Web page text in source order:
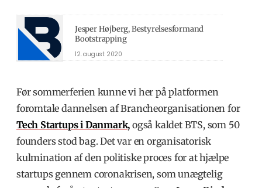
Jesper Højberg, Bestyrelsesformand
Bootstrapping
12. august 2020
Før sommerferien kunne vi her på platformen
foromtale dannelsen af Brancheorganisationen for
Tech Startups i Danmark, også kaldet BTS, som 50
founders stod bag. Det var en organisatorisk
kulmination af den politiske proces for at hjælpe
startups gennem coronakrisen, som unægtelig